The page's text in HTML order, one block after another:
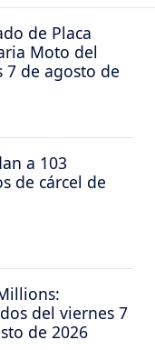
de Placa
Moto del
7 de agosto de
a 103
de cárcel de
del viernes 7
de 2026